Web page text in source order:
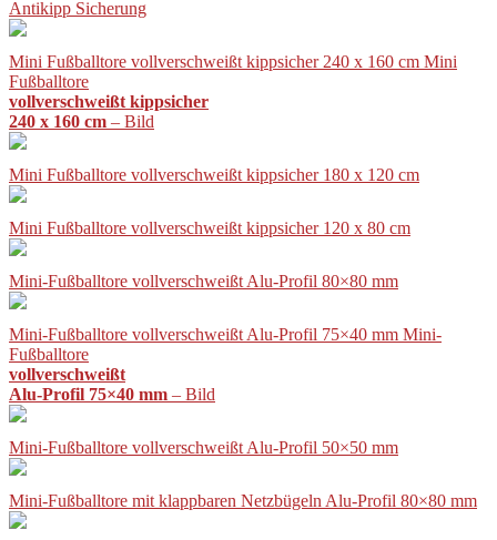
Antikipp Sicherung
Mini Fußballtore vollverschweißt kippsicher 240 x 160 cm Mini
Fußballtore
vollverschweißt kippsicher
240 x 160 cm – Bild
Mini Fußballtore vollverschweißt kippsicher 180 x 120 cm
Mini Fußballtore vollverschweißt kippsicher 120 x 80 cm
Mini-Fußballtore vollverschweißt Alu-Profil 80×80 mm
Mini-Fußballtore vollverschweißt Alu-Profil 75×40 mm Mini-
Fußballtore
vollverschweißt
Alu-Profil 75×40 mm – Bild
Mini-Fußballtore vollverschweißt Alu-Profil 50×50 mm
Mini-Fußballtore mit klappbaren Netzbügeln Alu-Profil 80×80 mm